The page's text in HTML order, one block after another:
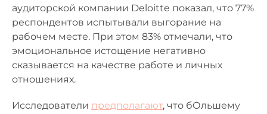
аудиторской компании Deloitte показал, что 77%
респондентов испытывали выгорание на
рабочем месте. При этом 83% отмечали, что
эмоциональное истощение негативно
сказывается на качестве работе и личных
отношениях.
Исследователи предполагают, что бОльшему